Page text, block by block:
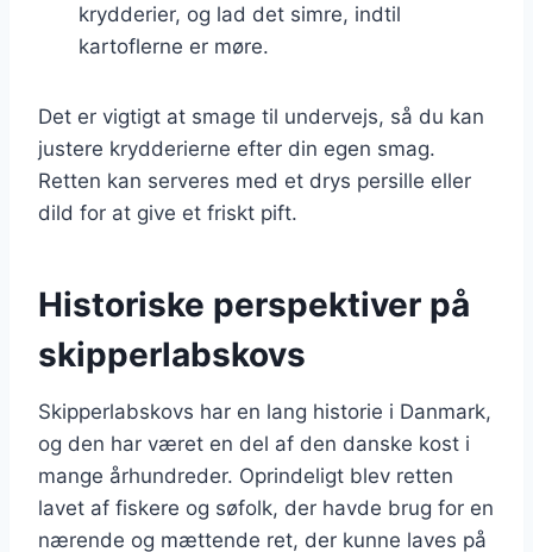
krydderier, og lad det simre, indtil
kartoflerne er møre.
Det er vigtigt at smage til undervejs, så du kan
justere krydderierne efter din egen smag.
Retten kan serveres med et drys persille eller
dild for at give et friskt pift.
Historiske perspektiver på
skipperlabskovs
Skipperlabskovs har en lang historie i Danmark,
og den har været en del af den danske kost i
mange århundreder. Oprindeligt blev retten
lavet af fiskere og søfolk, der havde brug for en
nærende og mættende ret, der kunne laves på